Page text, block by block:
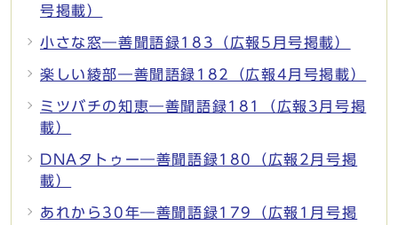
号掲載）
小さな窓―善聞語録183（広報5月号掲載）
楽しい綾部―善聞語録182（広報4月号掲載）
ミツバチの知恵―善聞語録181（広報3月号掲
載）
DNAタトゥー―善聞語録180（広報2月号掲
載）
あれから30年―善聞語録179（広報1月号掲